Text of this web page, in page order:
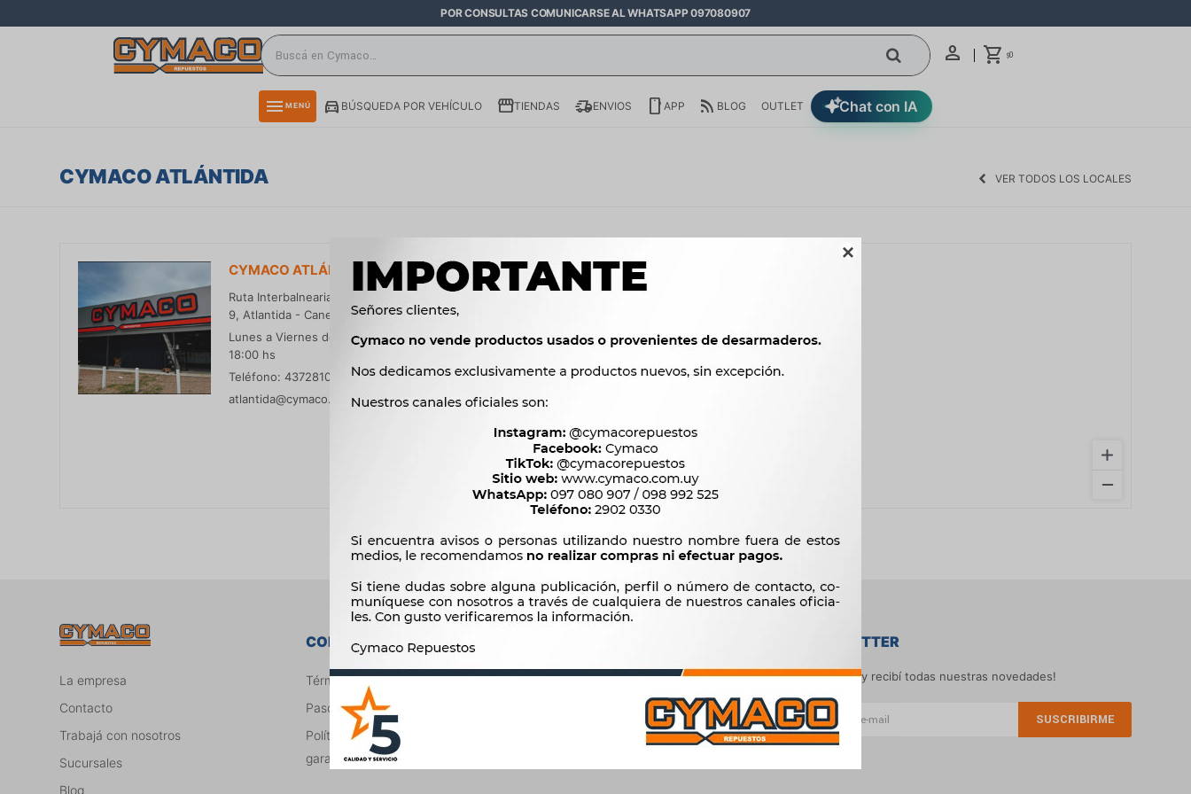

POR CONSULTAS COMUNICARSE AL WHATSAPP 097080907
$0
menu MENÚ Chat con IA
BÚSQUEDA POR VEHÍCULO TIENDAS ENVIOS APP BLOG OUTLET
CYMACO ATLÁNTIDA VER TODOS LOS LOCALES
CYMACO ATLÁNTIDA
Ruta Interbalnearia km 45,400 lado Sur entre Calle 7 y Calle
9, Atlantida - Canelones.
Lunes a Viernes de 9:00 a 18:30 hs - Sábados de 9:00 a
18:00 hs
Teléfono: 43728100
atlantida@cymaco.com.uy
La empresa
Contacto
Trabajá con nosotros
Sucursales
Blog
COMPRA
Términos legales
Pasos para comprar en cymaco.com.uy
Política de cambios, devoluciones y
garantías
Mi cuenta
NEWSLETTER
¡Suscribite y recibí todas nuestras novedades!
SUSCRIBIRME
close
directions_car
smartphone